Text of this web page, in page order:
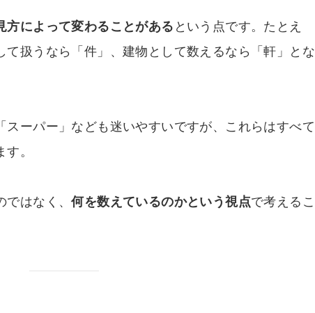
方によって変わることがある という点です。たとえ
て扱うなら「件」、建物として数えるなら「軒」とな
スーパー」なども迷いやすいですが、これらはすべて
。
ではなく、何を数えているのかという視点で考えるこ